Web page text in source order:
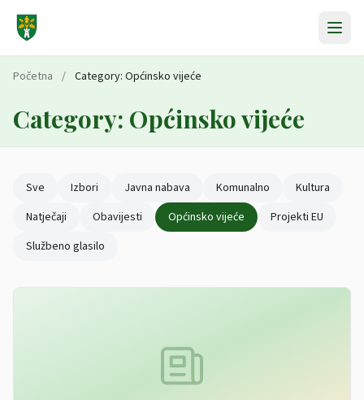
Početna / Category: Općinsko vijeće
Category: Općinsko vijeće
Sve Izbori Javna nabava Komunalno
Kultura
Natječaji
Obavijesti Općinsko vijeće
Projekti EU
Službeno glasilo